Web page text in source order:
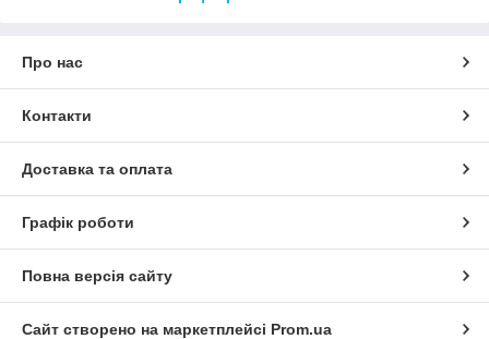
Про нас
Контакти
Доставка та оплата
Графік роботи
Повна версія сайту
Сайт створено на маркетплейсі Prom.ua